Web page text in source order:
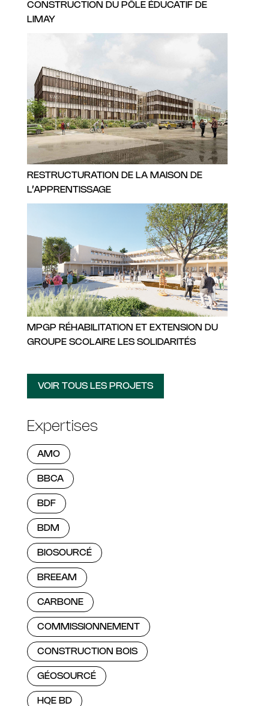
CONSTRUCTION DU PÔLE ÉDUCATIF DE
LIMAY
RESTRUCTURATION DE LA MAISON DE
L’APPRENTISSAGE
MPGP RÉHABILITATION ET EXTENSION DU
GROUPE SCOLAIRE LES SOLIDARITÉS
VOIR TOUS LES PROJETS
Expertises
AMO
BBCA
BDF
BDM
BIOSOURCÉ
BREEAM
CARBONE
COMMISSIONNEMENT
CONSTRUCTION BOIS
GÉOSOURCÉ
HQE BD